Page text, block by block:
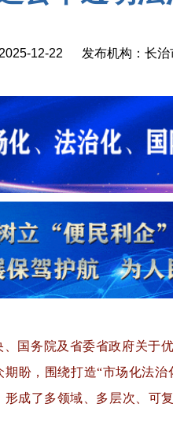
12-22 发布机构：长治
国务院及省委省政府关于
盼，围绕打造“市场化法
成了多领域、多层次、可